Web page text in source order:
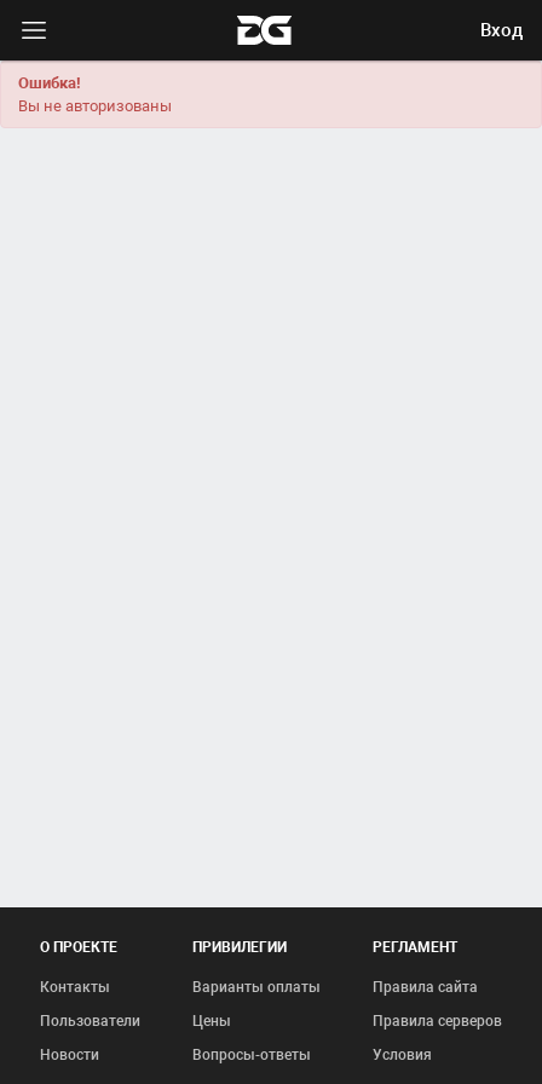
Вход
Ошибка!
Вы не авторизованы
О ПРОЕКТЕ
Контакты
Пользователи
Новости
ПРИВИЛЕГИИ
Варианты оплаты
Цены
Вопросы-ответы
РЕГЛАМЕНТ
Правила сайта
Правила серверов
Условия